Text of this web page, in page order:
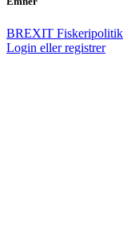
BREXIT Fiskeripolitik
Login eller registrer